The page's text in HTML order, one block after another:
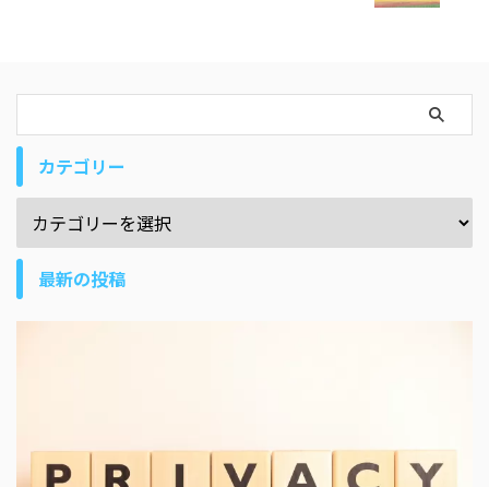
カテゴリー
最新の投稿